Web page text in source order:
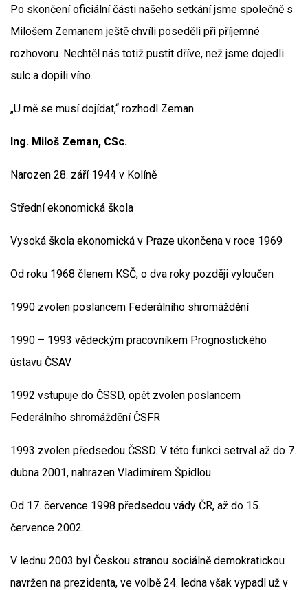
Po skončení oficiální části našeho setkání jsme společně s
Milošem Zemanem ještě chvíli poseděli při příjemné
rozhovoru. Nechtěl nás totiž pustit dříve, než jsme dojedli
sulc a dopili víno.
„U mě se musí dojídat,“ rozhodl Zeman.
Ing. Miloš Zeman, CSc.
Narozen 28. září 1944 v Kolíně
Střední ekonomická škola
Vysoká škola ekonomická v Praze ukončena v roce 1969
Od roku 1968 členem KSČ, o dva roky později vyloučen
1990 zvolen poslancem Federálního shromáždění
1990 – 1993 vědeckým pracovníkem Prognostického
ústavu ČSAV
1992 vstupuje do ČSSD, opět zvolen poslancem
Federálního shromáždění ČSFR
1993 zvolen předsedou ČSSD. V této funkci setrval až do 7.
dubna 2001, nahrazen Vladimírem Špidlou.
Od 17. července 1998 předsedou vády ČR, až do 15.
července 2002.
V lednu 2003 byl Českou stranou sociálně demokratickou
navržen na prezidenta, ve volbě 24. ledna však vypadl už v